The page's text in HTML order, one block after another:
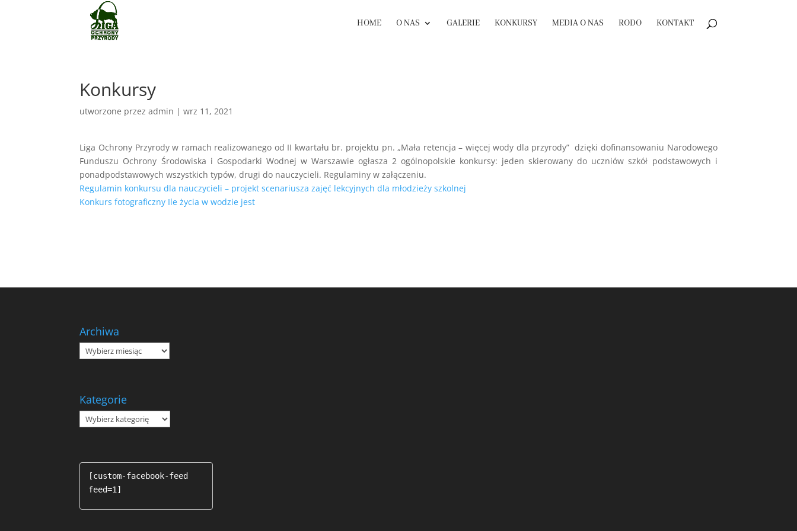
HOME O NAS GALERIE KONKURSY MEDIA O NAS RODO KONTAKT
Konkursy
utworzone przezadmin |wrz 11, 2021
Liga Ochrony Przyrody w ramach realizowanego od II kwartału br. projektu pn. „Mała retencja – więcej wody dla przyrody” dzięki dofinansowaniu Narodowego
Funduszu Ochrony Środowiska i Gospodarki Wodnej w Warszawie ogłasza 2 ogólnopolskie konkursy: jeden skierowany do uczniów szkół podstawowych i
ponadpodstawowych wszystkich typów, drugi do nauczycieli. Regulaminy w załączeniu.
Regulamin konkursu dla nauczycieli – projekt scenariusza zajęć lekcyjnych dla młodzieży szkolnej
Konkurs fotograficzny Ile życia w wodzie jest
Archiwa
Archiwa
Kategorie
Kategorie
[custom-facebook-feed
feed=1]